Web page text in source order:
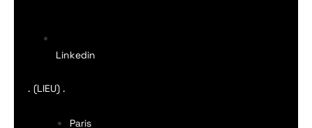
Linkedin
. (LIEU) .
Paris